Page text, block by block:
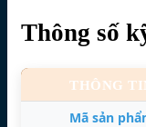
Thông số
THÔNG
Mã sản